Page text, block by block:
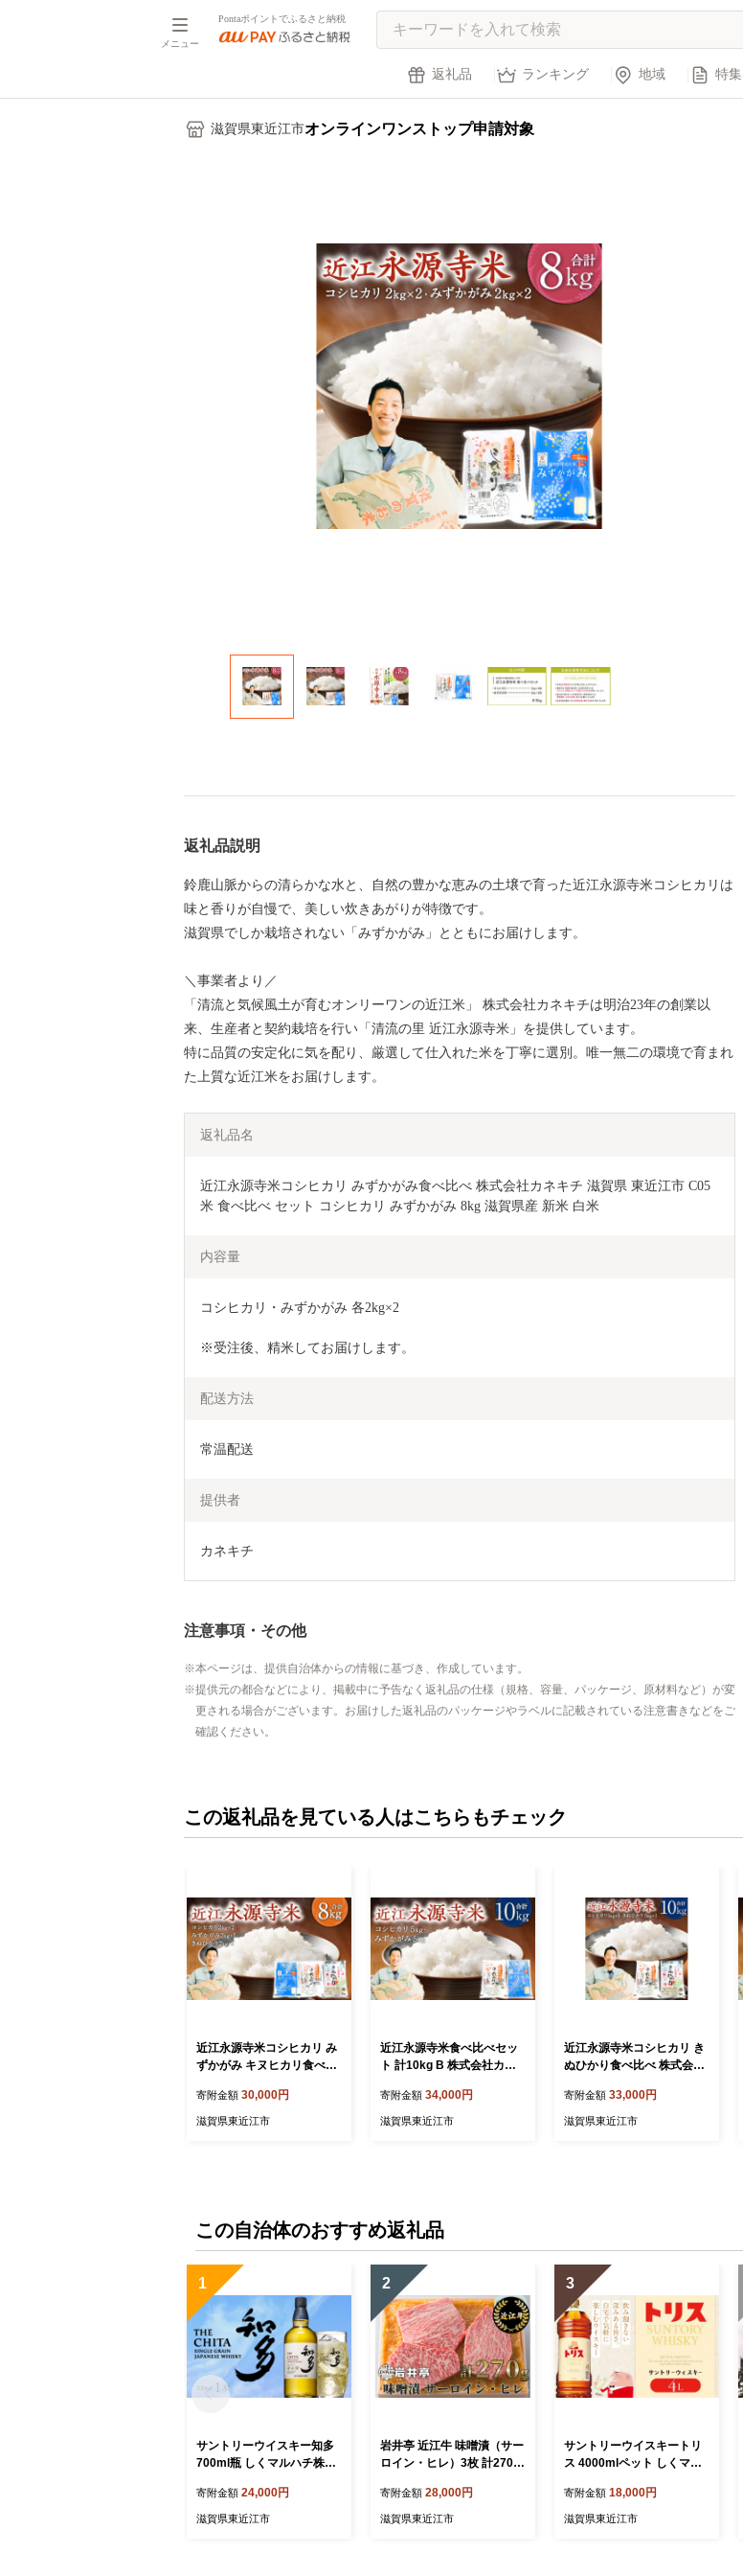
メニュー
Pontaポイントでふるさと納税
返礼品 ランキング 地域 特集
滋賀県東近江市オンラインワンストップ申請対象
返礼品説明
鈴鹿山脈からの清らかな水と、自然の豊かな恵みの土壌で育った近江永源寺米コシヒカリは
味と香りが自慢で、美しい炊きあがりが特徴です。
滋賀県でしか栽培されない「みずかがみ」とともにお届けします。
＼事業者より／
「清流と気候風土が育むオンリーワンの近江米」 株式会社カネキチは明治23年の創業以
来、生産者と契約栽培を行い「清流の里 近江永源寺米」を提供しています。
特に品質の安定化に気を配り、厳選して仕入れた米を丁寧に選別。唯一無二の環境で育まれ
た上質な近江米をお届けします。
返礼品名
近江永源寺米コシヒカリ みずかがみ食べ比べ 株式会社カネキチ 滋賀県 東近江市 C05
米 食べ比べ セット コシヒカリ みずかがみ 8kg 滋賀県産 新米 白米
内容量
コシヒカリ・みずかがみ 各2kg×2
※受注後、精米してお届けします。
配送方法
常温配送
提供者
カネキチ
注意事項・その他
本ページは、提供自治体からの情報に基づき、作成しています。
提供元の都合などにより、掲載中に予告なく返礼品の仕様（規格、容量、パッケージ、原材料など）が変
更される場合がございます。お届けした返礼品のパッケージやラベルに記載されている注意書きなどをご
確認ください。
この返礼品を見ている人はこちらもチェック
近江永源寺米コシヒカリ み
ずかがみ キヌヒカリ食べ比
賀県 東近江市 C06 米 近江
米 3種
寄附金額 30,000円
滋賀県東近江市
近江永源寺米食べ比べセッ
ト 計10kg B 株式会社カネ
5 米 食べ比べ セット コシヒ
カリ みずかがみ 10kg 滋賀
寄附金額 34,000円
滋賀県東近江市
近江永源寺米コシヒカリ き
ぬひかり食べ比べ 株式会社
-C07 米 食べ比べ セット コ
シヒカリ きぬひかり 10kg
寄附金額 33,000円
滋賀県東近江市
この自治体のおすすめ返礼品
1
サントリーウイスキー知多
700ml瓶 しくマルハチ株式
2 ウイスキー 知多 シングル
グレーン 国産ウイスキー サ
寄附金額 24,000円
滋賀県東近江市
2
岩井亭 近江牛 味噌漬（サー
ロイン・ヒレ）3枚 計270g
洛西店 滋賀県 東近江市 B-H
03 近江牛 サーロイン ヒレ
寄附金額 28,000円
滋賀県東近江市
3
サントリーウイスキートリ
ス 4000mlペット しくマル
2 ウイスキー トリス 4L ペ
ット 大容量 ハイボール ロ
寄附金額 18,000円
滋賀県東近江市